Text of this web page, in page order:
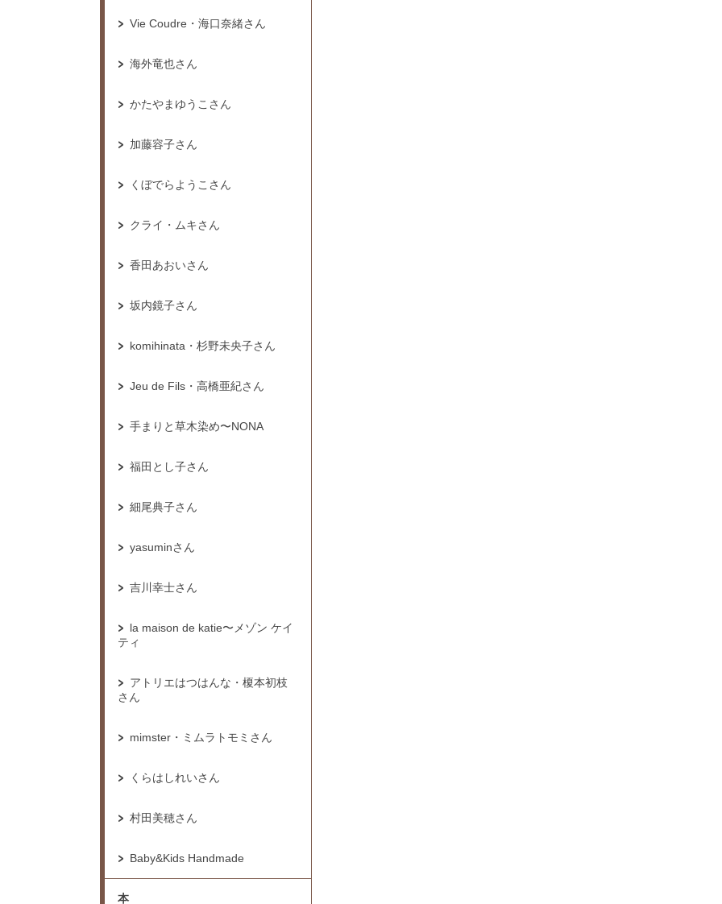
Vie Coudre・海口奈緒さん
海外竜也さん
かたやまゆうこさん
加藤容子さん
くぼでらようこさん
クライ・ムキさん
香田あおいさん
坂内鏡子さん
komihinata・杉野未央子さん
Jeu de Fils・高橋亜紀さん
手まりと草木染め〜NONA
福田とし子さん
細尾典子さん
yasuminさん
吉川幸士さん
la maison de katie〜メゾン ケイ
ティ
アトリエはつはんな・榎本初枝
さん
mimster・ミムラトモミさん
くらはしれいさん
村田美穂さん
Baby&Kids Handmade
本